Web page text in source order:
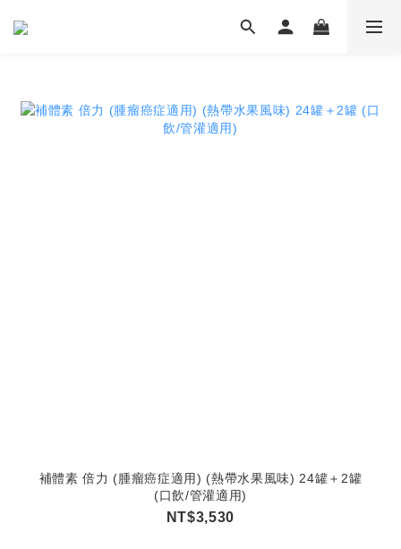
補體素 倍力 (腫瘤癌症適用) (熱帶水果風味) 24罐＋2罐
(口飲/管灌適用)
NT$3,530